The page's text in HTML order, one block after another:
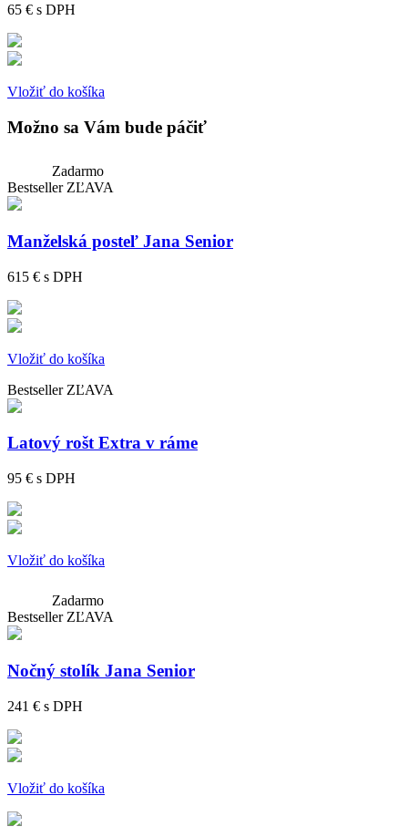
65 € s DPH
Vložiť do košíka
Možno sa Vám bude páčiť
Zadarmo
Bestseller ZĽAVA
Manželská posteľ Jana Senior
615 € s DPH
Vložiť do košíka
Bestseller ZĽAVA
Latový rošt Extra v ráme
95 € s DPH
Vložiť do košíka
Zadarmo
Bestseller ZĽAVA
Nočný stolík Jana Senior
241 € s DPH
Vložiť do košíka